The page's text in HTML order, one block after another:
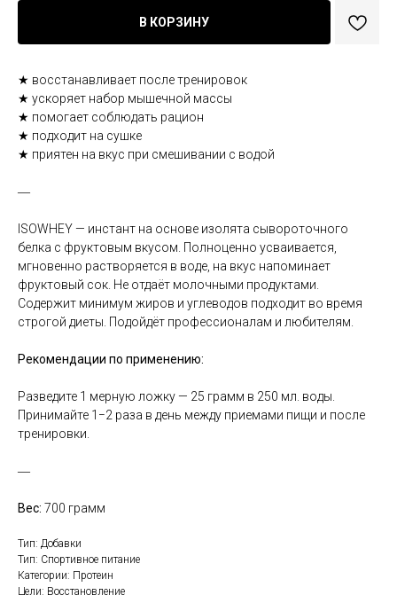
В КОРЗИНУ
★ восстанавливает после тренировок
★ ускоряет набор мышечной массы
★ помогает соблюдать рацион
★ подходит на сушке
★ приятен на вкус при смешивании с водой
―
ISOWHEY — инстант на основе изолята сывороточного
белка с фруктовым вкусом. Полноценно усваивается,
мгновенно растворяется в воде, на вкус напоминает
фруктовый сок. Не отдаёт молочными продуктами.
Содержит минимум жиров и углеводов подходит во время
строгой диеты. Подойдёт профессионалам и любителям.
Рекомендации по применению:
Разведите 1 мерную ложку — 25 грамм в 250 мл. воды.
Принимайте 1−2 раза в день между приемами пищи и после
тренировки.
―
Вес: 700 грамм
Тип: Добавки
Тип: Спортивное питание
Категории: Протеин
Цели: Восстановление